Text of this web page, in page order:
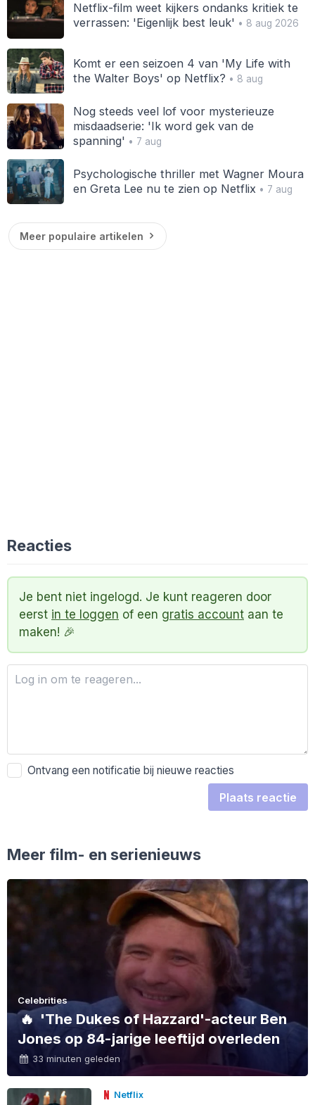
Netflix-film weet kijkers ondanks kritiek te
verrassen: 'Eigenlijk best leuk' • 8 aug 2026
Komt er een seizoen 4 van 'My Life with
the Walter Boys' op Netflix? • 8 aug
Nog steeds veel lof voor mysterieuze
misdaadserie: 'Ik word gek van de
spanning' • 7 aug
Psychologische thriller met Wagner Moura
en Greta Lee nu te zien op Netflix • 7 aug
Meer populaire artikelen
Reacties
Je bent niet ingelogd. Je kunt reageren door
eerst in te loggen of een gratis account aan te
maken! 🎉
Ontvang een notificatie bij nieuwe reacties
Plaats reactie
Meer film- en serienieuws
Celebrities
🔥 'The Dukes of Hazzard'-acteur Ben
Jones op 84-jarige leeftijd overleden
33 minuten geleden
Netflix